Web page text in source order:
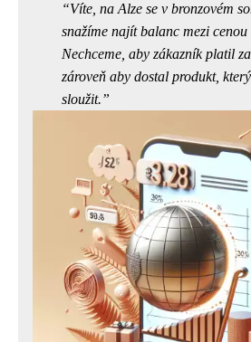
Víte, na Alze se v bronzovém
snažíme najít balanc mezi cenou
Nechceme, aby zákazník platil
zároveň aby dostal produkt,
sloužit.